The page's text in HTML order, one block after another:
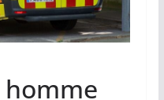
homme